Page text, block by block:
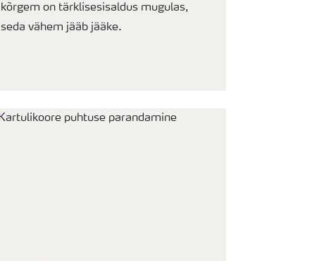
kõrgem on tärklisesisaldus mugulas,
seda vähem jääb jääke.